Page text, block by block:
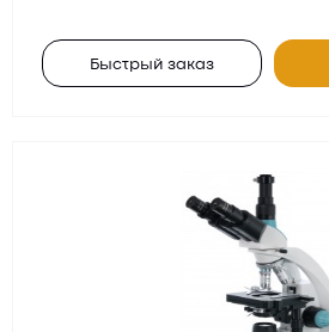
Быстрый заказ